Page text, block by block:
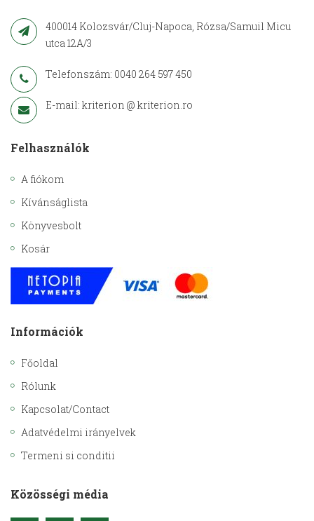
400014 Kolozsvár/Cluj-Napoca, Rózsa/Samuil Micu
utca 12A/3
Telefonszám: 0040 264 597 450
E-mail: kriterion @ kriterion.ro
Felhasználók
A fiókom
Kívánságlista
Könyvesbolt
Kosár
Információk
Főoldal
Rólunk
Kapcsolat/Contact
Adatvédelmi irányelvek
Termeni si conditii
Közösségi média